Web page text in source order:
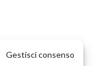
Gestisci consenso